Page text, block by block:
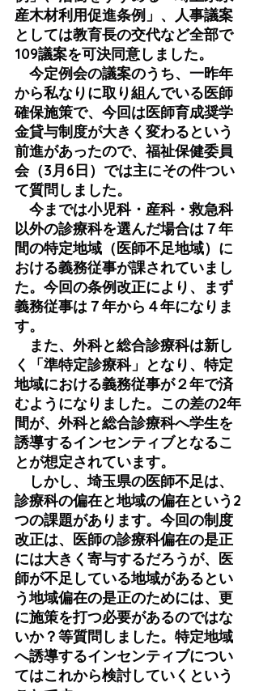
産木材利用促進条例」、人事議案
としては教育長の交代など全部で
109議案を可決同意しました。
今定例会の議案のうち、一昨年
から私なりに取り組んでいる医師
確保施策で、今回は医師育成奨学
金貸与制度が大きく変わるという
前進があったので、福祉保健委員
会（3月6日）では主にその件つい
て質問しました。
今までは小児科・産科・救急科
以外の診療科を選んだ場合は７年
間の特定地域（医師不足地域）に
おける義務従事が課されていまし
た。今回の条例改正により、まず
義務従事は７年から４年になりま
す。
また、外科と総合診療科は新し
く「準特定診療科」となり、特定
地域における義務従事が２年で済
むようになりました。この差の2年
間が、外科と総合診療科へ学生を
誘導するインセンティブとなるこ
とが想定されています。
しかし、埼玉県の医師不足は、
診療科の偏在と地域の偏在という2
つの課題があります。今回の制度
改正は、医師の診療科偏在の是正
には大きく寄与するだろうが、医
師が不足している地域があるとい
う地域偏在の是正のためには、更
に施策を打つ必要があるのではな
いか？等質問しました。特定地域
へ誘導するインセンティブについ
てはこれから検討していくという